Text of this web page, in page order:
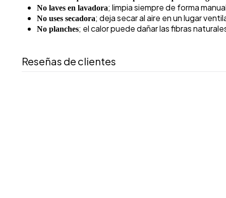
No laves en lavadora; limpia siempre de forma
No uses secadora; deja secar al aire en un lugar
No planches; el calor puede dañar las fibras
Reseñas de clientes